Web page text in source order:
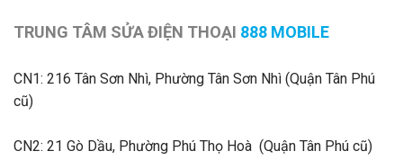
TRUNG TÂM SỬA ĐIỆN THOẠI 888 MOBILE
CN1: 216 Tân Sơn Nhì, Phường Tân Sơn Nhì (Quận Tân Phú
cũ)
CN2: 21 Gò Dầu, Phường Phú Thọ Hoà (Quận Tân Phú cũ)